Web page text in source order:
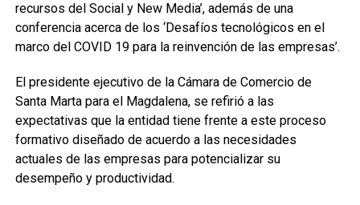
recursos del Social y New Media’, además de una
conferencia acerca de los ‘Desafíos tecnológicos en el
marco del COVID 19 para la reinvención de las empresas’.
El presidente ejecutivo de la Cámara de Comercio de
Santa Marta para el Magdalena, se refirió a las
expectativas que la entidad tiene frente a este proceso
formativo diseñado de acuerdo a las necesidades
actuales de las empresas para potencializar su
desempeño y productividad.